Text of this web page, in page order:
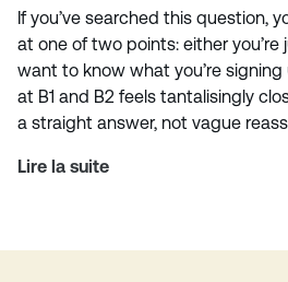
If you’ve searched this question,
at one of two points: either
want to know what you’re signing
at B1 and B2 feels tantalisingly
a straight answer, not vague
Lire la suite